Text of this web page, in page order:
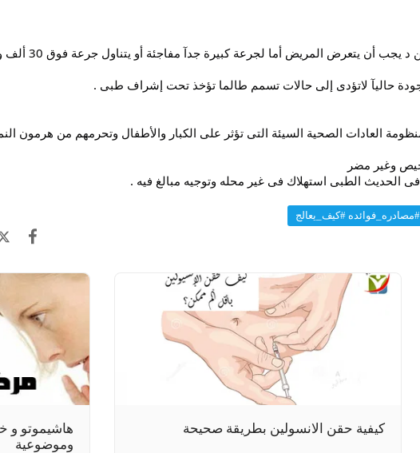
حتى يحدث تسمم من فيتامين د يجب أن يتعرض المريض
حاليآ لاتؤدى إلى حالات تسمم طالما تؤخذ تحت إشراف طبى .
العادات الصحية السيئة التى تؤثر على الكبار والأطفال وتحرمهم من هرمون
وغير مضر
الحديث الطبى استهلاك فى غير محله وتوجيه مبالغ فيه .
#كيف_يعالج
كيفية حقن الانسولين بطريقة صحيحة
هاشيموتو و
وموضوعية